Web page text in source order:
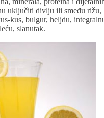
uključiti divlju ili smeđu rižu,
kus, bulgur, heljdu,
slanutak.